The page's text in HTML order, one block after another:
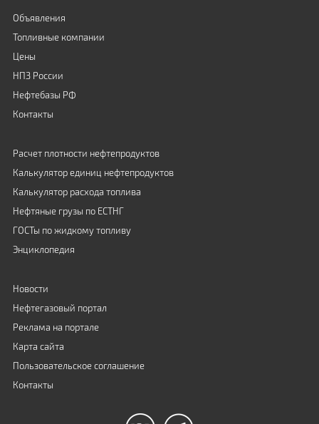
Объявления
Топливные компании
Цены
НПЗ России
Нефтебазы РФ
Контакты
Расчет плотности нефтепродуктов
Калькулятор единиц нефтепродуктов
Калькулятор расхода топлива
Нефтяные грузы по ЕСТНГ
ГОСТы по жидкому топливу
Энциклопедия
Новости
Нефтегазовый портал
Реклама на портале
Карта сайта
Пользовательское соглашение
Контакты